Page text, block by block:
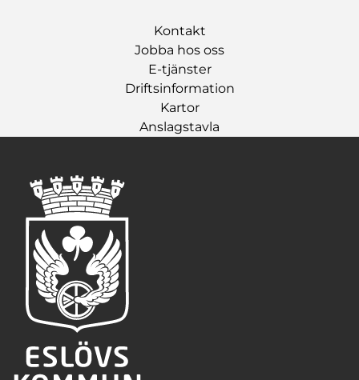
Kontakt
Jobba hos oss
E-tjänster
Driftsinformation
Kartor
Anslagstavla